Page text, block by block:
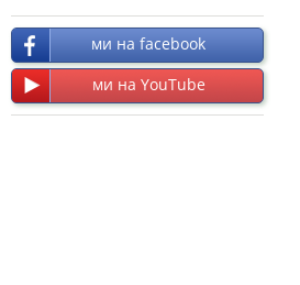
ми на facebook
ми на YouTube